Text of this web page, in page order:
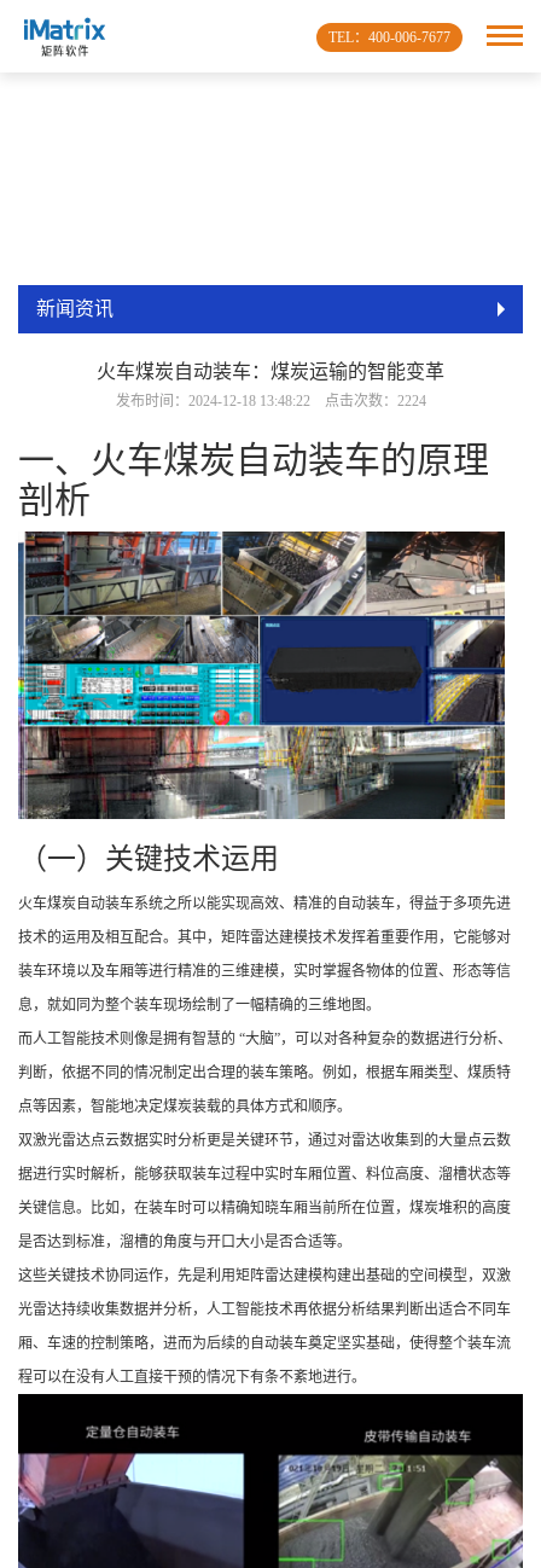
TEL：400-006-7677
新闻资讯
火车煤炭自动装车：煤炭运输的智能变革
发布时间：2024-12-18 13:48:22 点击次数：2224
一、火车煤炭自动装车的原理
剖析
（一）关键技术运用
火车煤炭自动装车系统之所以能实现高效、精准的自动装车，得益于多项先进
技术的运用及相互配合。其中，矩阵雷达建模技术发挥着重要作用，它能够对
装车环境以及车厢等进行精准的三维建模，实时掌握各物体的位置、形态等信
息，就如同为整个装车现场绘制了一幅精确的三维地图。
而人工智能技术则像是拥有智慧的 “大脑”，可以对各种复杂的数据进行分析、
判断，依据不同的情况制定出合理的装车策略。例如，根据车厢类型、煤质特
点等因素，智能地决定煤炭装载的具体方式和顺序。
双激光雷达点云数据实时分析更是关键环节，通过对雷达收集到的大量点云数
据进行实时解析，能够获取装车过程中实时车厢位置、料位高度、溜槽状态等
关键信息。比如，在装车时可以精确知晓车厢当前所在位置，煤炭堆积的高度
是否达到标准，溜槽的角度与开口大小是否合适等。
这些关键技术协同运作，先是利用矩阵雷达建模构建出基础的空间模型，双激
光雷达持续收集数据并分析，人工智能技术再依据分析结果判断出适合不同车
厢、车速的控制策略，进而为后续的自动装车奠定坚实基础，使得整个装车流
程可以在没有人工直接干预的情况下有条不紊地进行。